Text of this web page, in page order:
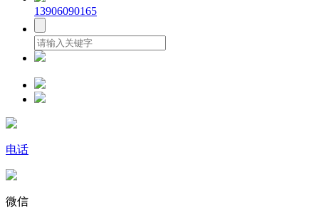
13906090165
电话
微信